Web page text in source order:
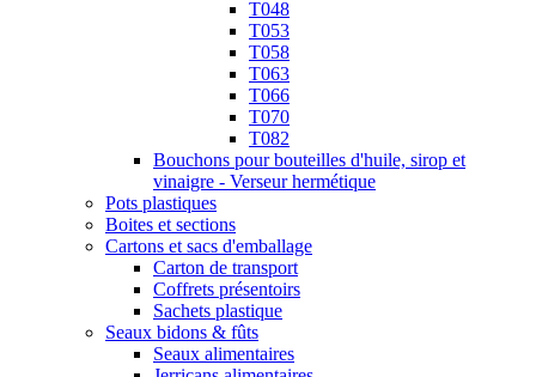
T048
T053
T058
T063
T066
T070
T082
Bouchons pour bouteilles d'huile, sirop et
vinaigre - Verseur hermétique
Pots plastiques
Boites et sections
Cartons et sacs d'emballage
Carton de transport
Coffrets présentoirs
Sachets plastique
Seaux bidons & fûts
Seaux alimentaires